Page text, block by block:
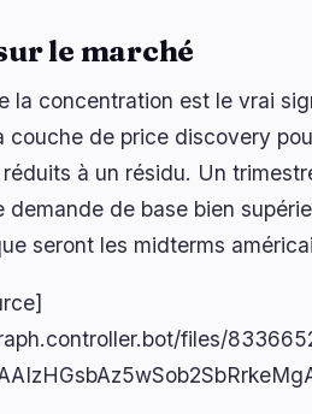
le marché
la concentration est le vrai
couche de price discovery
à un résidu. Un
demande de base bien
seront les midterms
files/